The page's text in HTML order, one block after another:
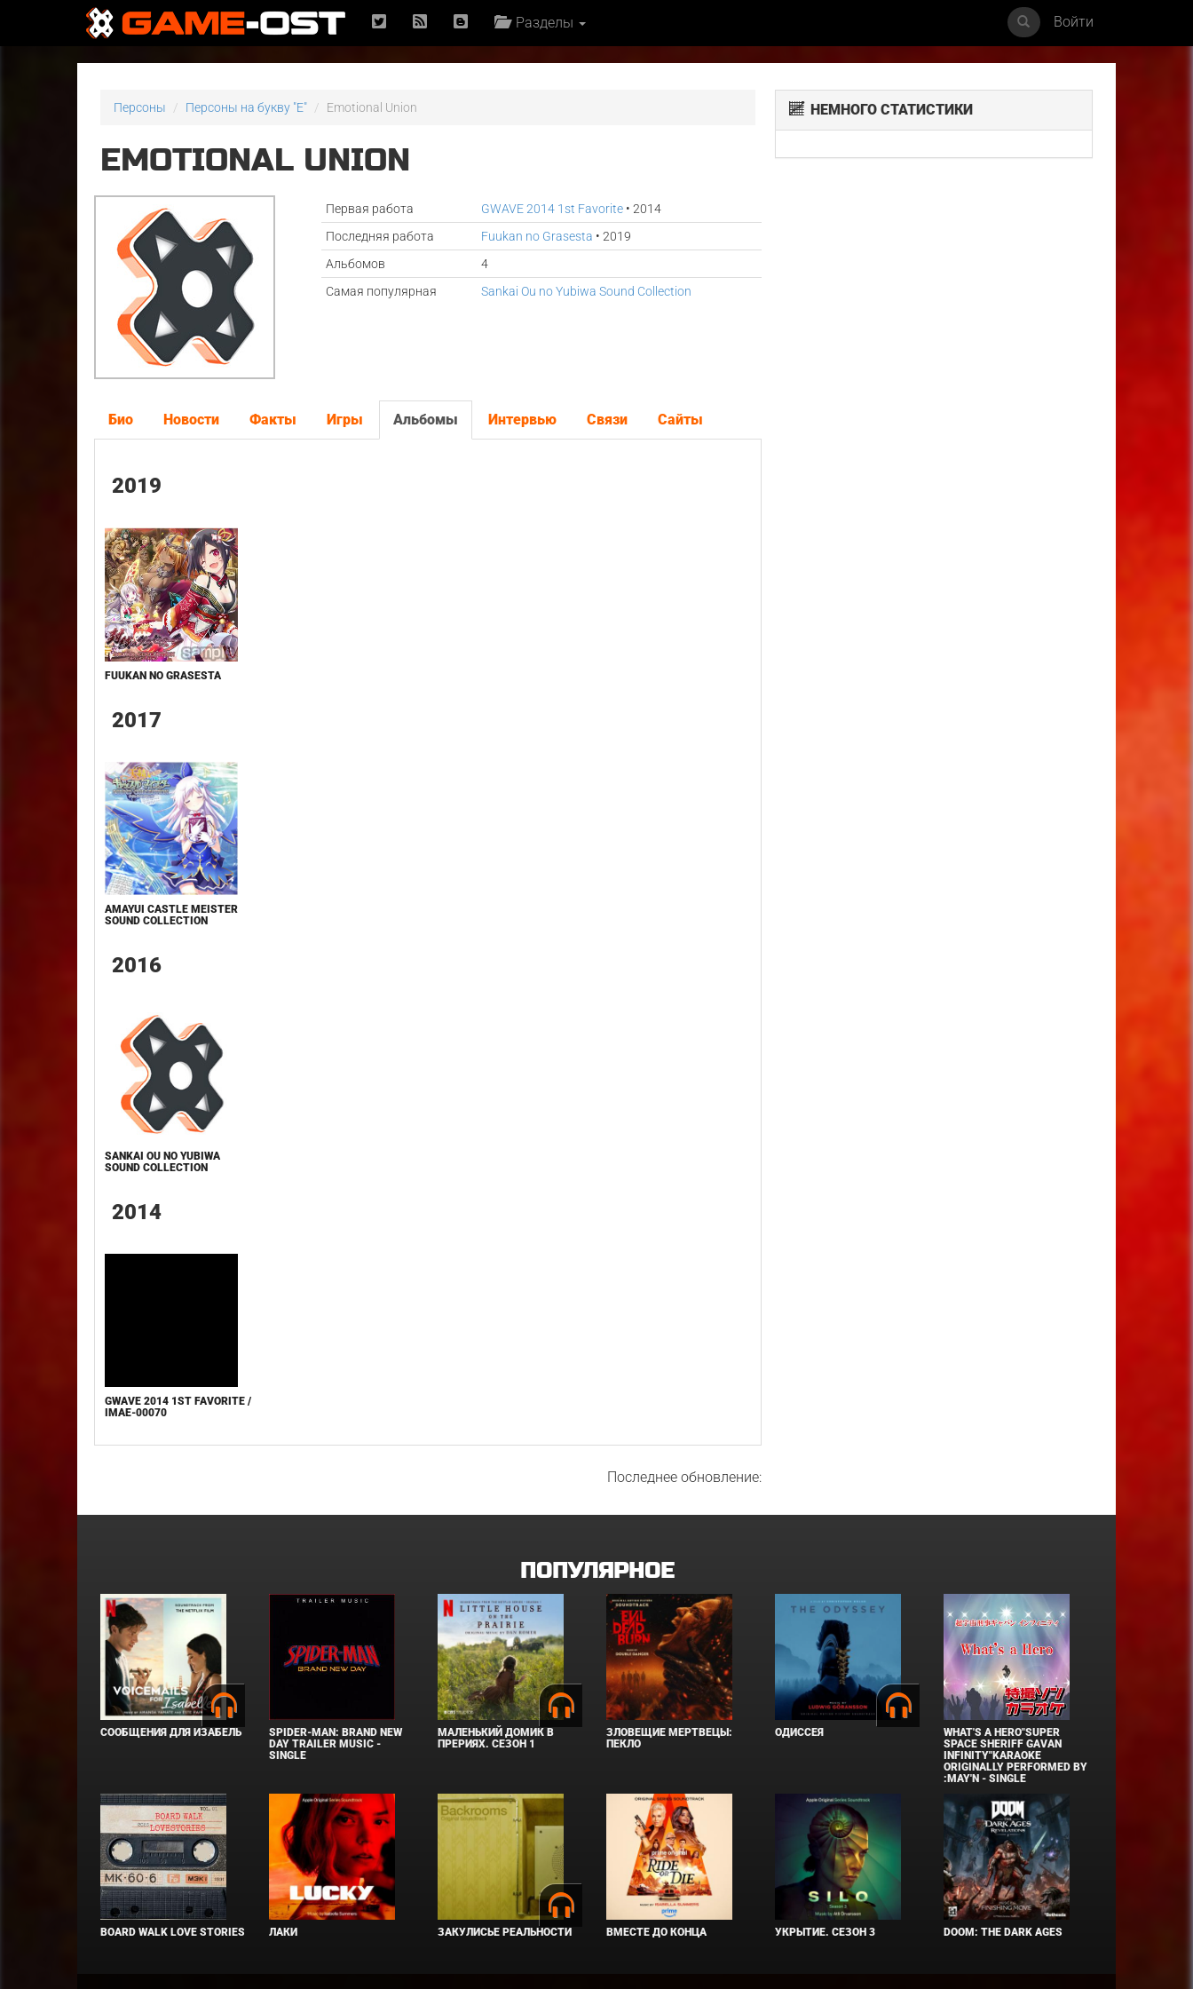
Разделы Войти
Персоны Персоны на букву "E" Emotional Union
EMOTIONAL UNION
Первая работа GWAVE 2014 1st Favorite• 2014
Последняя работа
Fuukan no Grasesta • 2019
Альбомов
4
Самая популярная
Sankai Ou no Yubiwa Sound Collection
Био Новости Факты Игры Альбомы Интервью Связи Сайты
2019
FUUKAN NO GRASESTA
2017
AMAYUI CASTLE MEISTER
SOUND COLLECTION
2016
SANKAI OU NO YUBIWA
SOUND COLLECTION
2014
GWAVE 2014 1ST FAVORITE /
IMAE-00070
Последнее обновление:
НЕМНОГО СТАТИСТИКИ
ПОПУЛЯРНОЕ
СООБЩЕНИЯ ДЛЯ ИЗАБЕЛЬ
SPIDER-MAN: BRAND NEW
DAY TRAILER MUSIC -
SINGLE
МАЛЕНЬКИЙ ДОМИК В
ПРЕРИЯХ. СЕЗОН 1
ЗЛОВЕЩИЕ МЕРТВЕЦЫ:
ПЕКЛО
ОДИССЕЯ
WHAT'S A HERO"SUPER
SPACE SHERIFF GAVAN
INFINITY"KARAOKE
ORIGINALLY PERFORMED BY
:MAY'N - SINGLE
BOARD WALK LOVE STORIES ЛАКИ ЗАКУЛИСЬЕ РЕАЛЬНОСТИ ВМЕСТЕ ДО КОНЦА УКРЫТИЕ. СЕЗОН 3 DOOM: THE DARK AGES